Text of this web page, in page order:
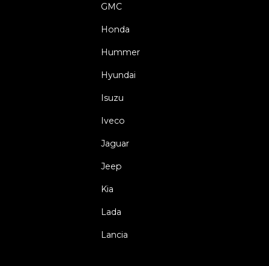
GMC
Honda
Hummer
Hyundai
Isuzu
Iveco
Jaguar
Jeep
Kia
Lada
Lancia